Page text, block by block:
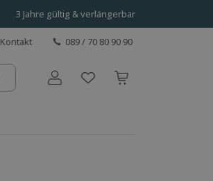
3 Jahre gültig & verlängerbar
Kontakt 089 / 70 80 90 90
Benutzerkonto